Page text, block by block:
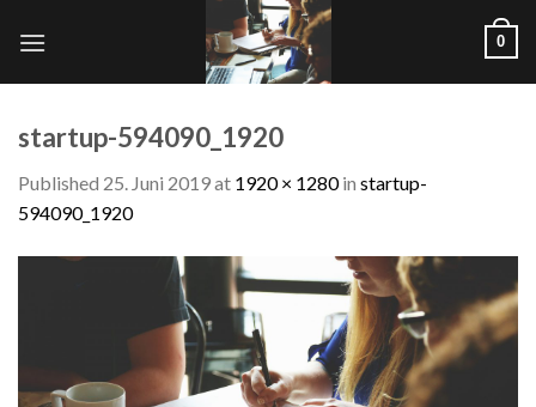
0
startup-594090_1920
Published 25. Juni 2019at 1920 × 1280in startup-
594090_1920